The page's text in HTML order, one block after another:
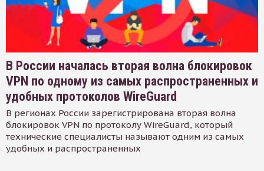
В России началась вторая волна блокировок
VPN по одному из самых распространенных и
удобных протоколов WireGuard
В регионах России зарегистрирована вторая волна
блокировок VPN по протоколу WireGuard, который
технические специалисты называют одним из самых
удобных и распространенных